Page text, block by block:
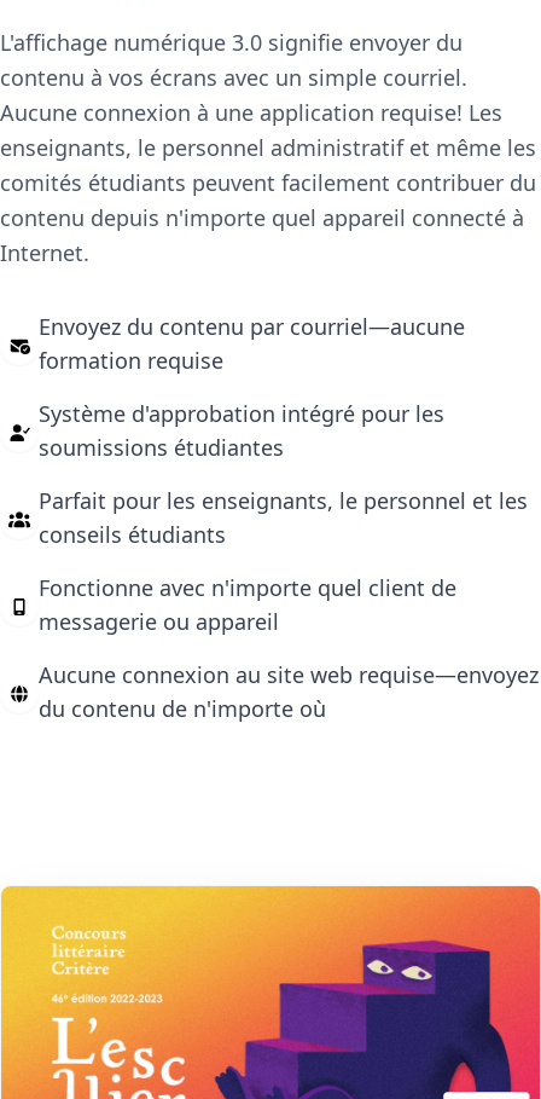
L'affichage numérique 3.0 signifie envoyer du
contenu à vos écrans avec un simple courriel.
Aucune connexion à une application requise! Les
enseignants, le personnel administratif et même les
comités étudiants peuvent facilement contribuer du
contenu depuis n'importe quel appareil connecté à
Internet.
Envoyez du contenu par courriel—aucune
formation requise
Système d'approbation intégré pour les
soumissions étudiantes
Parfait pour les enseignants, le personnel et les
conseils étudiants
Fonctionne avec n'importe quel client de
messagerie ou appareil
Aucune connexion au site web requise—envoyez
du contenu de n'importe où